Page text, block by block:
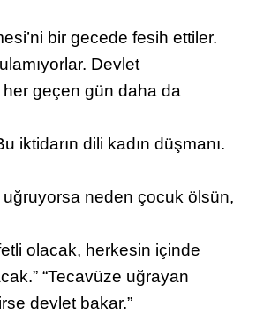
bir gecede fesih ettiler.
Devlet
her geçen gün daha da
iktidarın dili kadın düşmanı.
uğruyorsa neden çocuk ölsün,
olacak, herkesin içinde
“Tecavüze uğrayan
devlet bakar.”